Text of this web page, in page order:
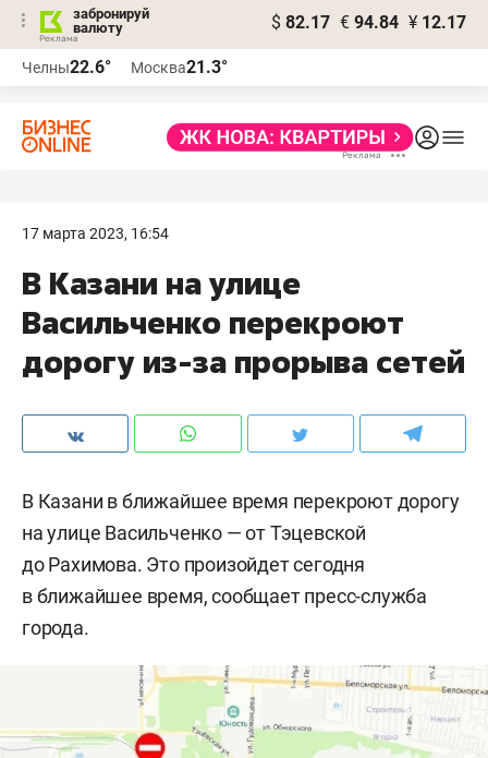
забронируй
валюту
$ 82.17 € 94.84 ¥ 12.17
Челны22.6° Москва21.3°
17 марта 2023, 16:54
В Казани на улице
Васильченко перекроют
дорогу из-за прорыва сетей
В Казани в ближайшее время перекроют дорогу
на улице Васильченко — от Тэцевской
до Рахимова. Это произойдет сегодня
в ближайшее время, сообщает пресс-служба
города.